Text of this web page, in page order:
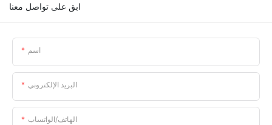
ابق على تواصل معنا
اسم
البريد الإلكتروني
الهاتف/الواتساب